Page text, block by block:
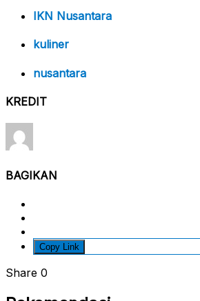
IKN Nusantara
kuliner
nusantara
KREDIT
BAGIKAN
Copy Link
Share 0